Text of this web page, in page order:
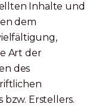
Inhalte und
dem
Art der
des
Erstellers.